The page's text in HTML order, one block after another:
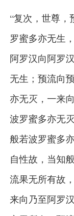
“复次，世尊
罗蜜多亦无生
阿罗汉向阿罗
无生；预流向
亦无灭，一来
波罗蜜多亦无
般若波罗蜜多
自性故，当知
流果无所有故
来向乃至阿罗